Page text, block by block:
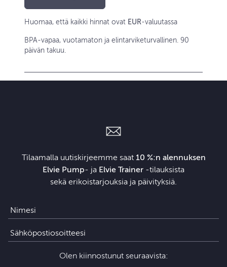
Huomaa, että kaikki hinnat ovat EUR-valuutassa
BPA-vapaa, vuotamaton ja elintarviketurvallinen. 90
päivän takuu.
Tilaamalla uutiskirjeemme saat 10 %:n alennuksen
Elvie Pump- ja Elvie Trainer ‑tilauksista
sekä erikoistarjouksia ja päivityksiä.
Olen kiinnostunut seuraavista: